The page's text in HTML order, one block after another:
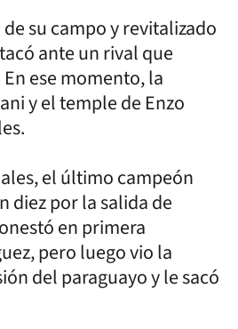
su campo y revitalizado
ante un rival que
ese momento, la
y el temple de Enzo
el último campeón
diez por la salida de
en primera
pero luego vio la
del paraguayo y le sacó